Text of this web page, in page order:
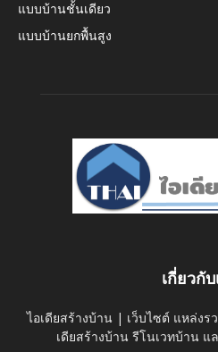
แบบบ้านชั้นเดียว
แบบบ้านยกพื้นสูง
เกี่ยวกับ
ไอเดียสร้างบ้าน | เว็บไซต์ แหล่งร
เดียสร้างบ้าน รีโนเวทบ้าน แ